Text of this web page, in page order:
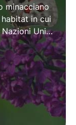
minacciano
in cui
Unite
ripristino.